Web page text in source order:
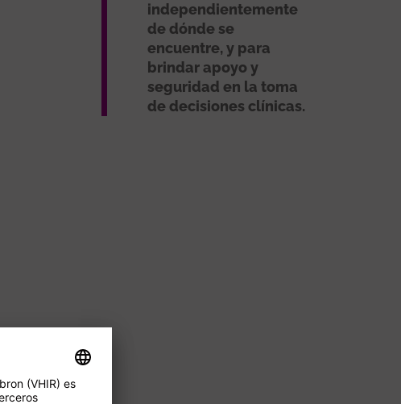
independientemente
de dónde se
encuentre, y para
brindar apoyo y
seguridad en la toma
de decisiones clínicas.